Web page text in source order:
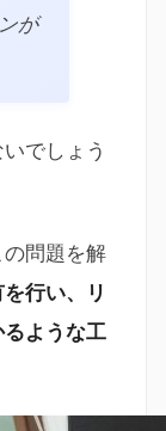
が
でしょう
問題を解
行い、リ
ような工